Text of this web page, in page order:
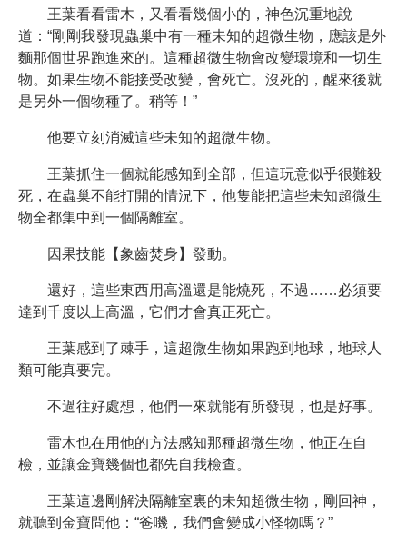
王葉看看雷木，又看看幾個小的，神色沉重地說
道：“剛剛我發現蟲巢中有一種未知的超微生物，應該是外
麵那個世界跑進來的。這種超微生物會改變環境和一切生
物。如果生物不能接受改變，會死亡。沒死的，醒來後就
是另外一個物種了。稍等！”
他要立刻消滅這些未知的超微生物。
王葉抓住一個就能感知到全部，但這玩意似乎很難殺
死，在蟲巢不能打開的情況下，他隻能把這些未知超微生
物全都集中到一個隔離室。
因果技能【象齒焚身】發動。
還好，這些東西用高溫還是能燒死，不過……必須要
達到千度以上高溫，它們才會真正死亡。
王葉感到了棘手，這超微生物如果跑到地球，地球人
類可能真要完。
不過往好處想，他們一來就能有所發現，也是好事。
雷木也在用他的方法感知那種超微生物，他正在自
檢，並讓金寶幾個也都先自我檢查。
王葉這邊剛解決隔離室裏的未知超微生物，剛回神，
就聽到金寶問他：“爸嘰，我們會變成小怪物嗎？”